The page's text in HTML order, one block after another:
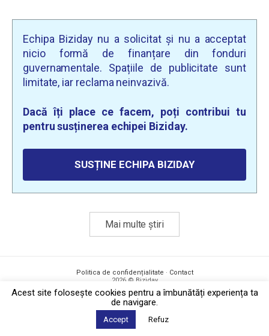
Echipa Biziday nu a solicitat și nu a acceptat
nicio formă de finanțare din fonduri
guvernamentale. Spațiile de publicitate sunt
limitate, iar reclama neinvazivă.
Dacă îți place ce facem, poți contribui tu
pentru susținerea echipei Biziday.
SUSȚINE ECHIPA BIZIDAY
Mai multe știri
Politica de confidențialitate · Contact
2026 © Biziday
Acest site foloseşte cookies pentru a îmbunătăți experiența ta
de navigare.
Accept Refuz